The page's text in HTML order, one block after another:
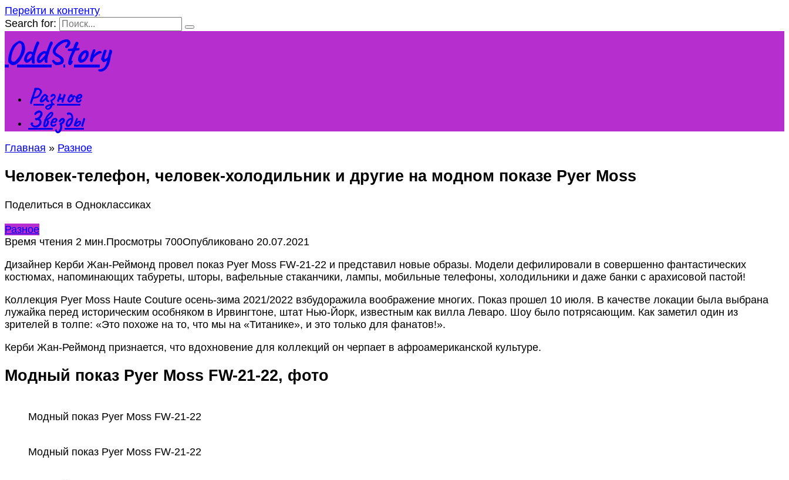
Перейти к контенту
Search for:
OddStory
Разное
Звезды
Главная » Разное
Человек-телефон, человек-холодильник и другие на модном показе Pyer Moss
Поделиться в Одноклассиках
Разное
Время чтения 2 мин.Просмотры 700Опубликовано 20.07.2021
Дизайнер Керби Жан-Реймонд провел показ Pyer Moss FW-21-22 и представил новые образы. Модели дефилировали в совершенно фантастических
костюмах, напоминающих табуреты, шторы, вафельные стаканчики, лампы, мобильные телефоны, холодильники и даже банки с арахисовой пастой!
Коллекция Pyer Moss Haute Couture осень-зима 2021/2022 взбудоражила воображение многих. Показ прошел 10 июля. В качестве локации была выбрана
лужайка перед историческим особняком в Ирвингтоне, штат Нью-Йорк, известным как вилла Леваро. Шоу было потрясающим. Как заметил один из
зрителей в толпе: «Это похоже на то, что мы на «Титанике», и это только для фанатов!».
Керби Жан-Реймонд признается, что вдохновение для коллекций он черпает в афроамериканской культуре.
Модный показ Pyer Moss FW-21-22, фото
Модный показ Pyer Moss FW-21-22
Модный показ Pyer Moss FW-21-22